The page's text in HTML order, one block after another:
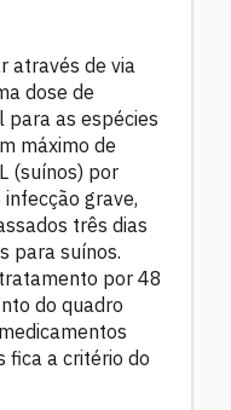
através de via
dose de
as espécies
máximo de
(suínos) por
grave,
três dias
para suínos.
por 48
do quadro
fica a critério do